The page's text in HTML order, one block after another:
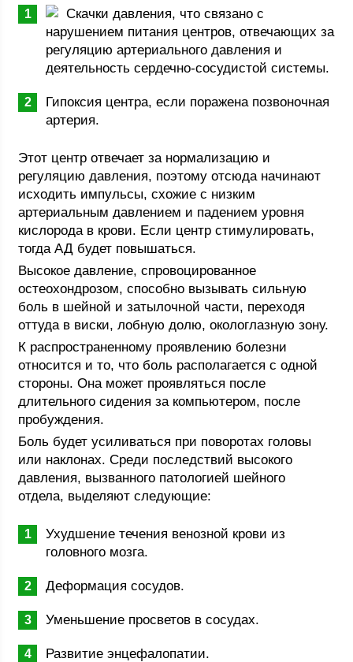
Скачки давления, что связано с
нарушением питания центров, отвечающих за
регуляцию артериального давления и
деятельность сердечно-сосудистой системы.
Гипоксия центра, если поражена позвоночная
артерия.
Этот центр отвечает за нормализацию и
регуляцию давления, поэтому отсюда начинают
исходить импульсы, схожие с низким
артериальным давлением и падением уровня
кислорода в крови. Если центр стимулировать,
тогда АД будет повышаться.
Высокое давление, спровоцированное
остеохондрозом, способно вызывать сильную
боль в шейной и затылочной части, переходя
оттуда в виски, лобную долю, окологлазную зону.
К распространенному проявлению болезни
относится и то, что боль располагается с одной
стороны. Она может проявляться после
длительного сидения за компьютером, после
пробуждения.
Боль будет усиливаться при поворотах головы
или наклонах. Среди последствий высокого
давления, вызванного патологией шейного
отдела, выделяют следующие:
Ухудшение течения венозной крови из
головного мозга.
Деформация сосудов.
Уменьшение просветов в сосудах.
Развитие энцефалопатии.